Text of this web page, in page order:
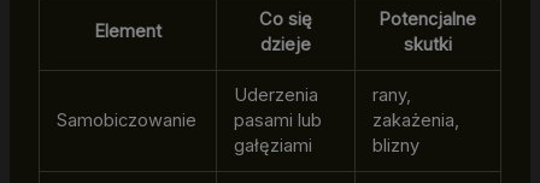
Element
Co się
dzieje
Potencjalne
skutki
Samobiczowanie
Uderzenia
pasami lub
gałęziami
rany,
zakażenia,
blizny